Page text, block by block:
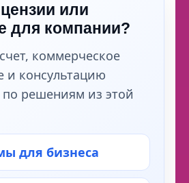
или
для компании?
коммерческое
и консультацию
по решениям из этой
для бизнеса